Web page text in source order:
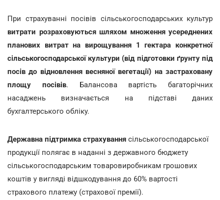
При страхуванні посівів сільськогосподарських культур
витрати розраховуються шляхом множення усереднених
планових витрат на вирощування 1 гектара конкретної
сільськогосподарської культури (від підготовки ґрунту під
посів до відновлення весняної вегетації) на застраховану
площу посівів. Балансова вартість багаторічних
насаджень визначається на підставі даних
бухгалтерського обліку.
Державна підтримка страхування сільськогосподарської
продукції полягає в наданні з державного бюджету
сільськогосподарським товаровиробникам грошових
коштів у вигляді відшкодування до 60% вартості
страхового платежу (страхової премії).